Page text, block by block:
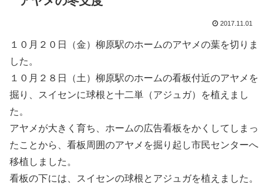
2017.11.01
１０月２０日（金）柳原駅のホームのアヤメの葉を切りま
した。
１０月２８日（土）柳原駅のホームの看板付近のアヤメを
掘り、スイセンに球根と十二単（アジュガ）を植えまし
た。
アヤメが大きく育ち、ホームの広告看板をかくしてしまっ
たことから、看板周囲のアヤメを掘り起し市民センターへ
移植しました。
看板の下には、スイセンの球根とアジュガを植えました。